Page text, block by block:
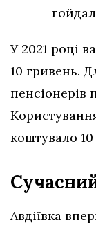
У 2021 році
10 гривень.
пенсіонерів
коштувало
Авдіївка